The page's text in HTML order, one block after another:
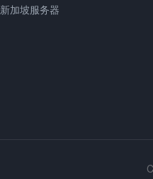
新加坡服务器